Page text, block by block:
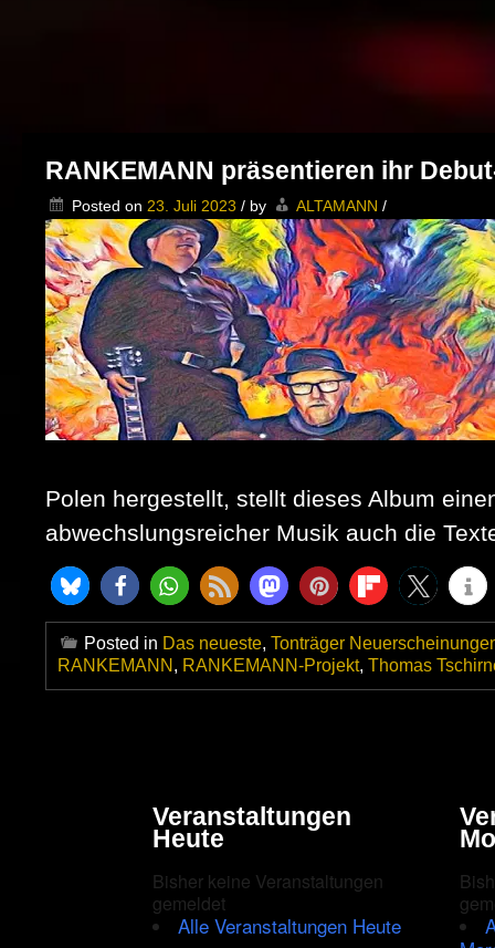
RANKEMANN präsentieren ihr
Posted on 23. Juli 2023 / by ALTAMANN /
Polen hergestellt, stellt dieses Album
abwechslungsreicher Musik auch die
Posted in Das neueste, Tonträger
RANKEMANN , RANKEMANN-Projekt, Thomas
Veranstaltungen
Heute
Bisher keine Veranstaltungen
gemeldet
Alle Veranstaltungen Heute